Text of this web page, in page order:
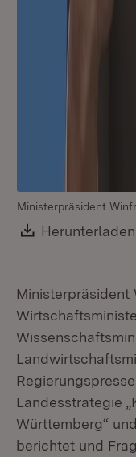
Ministerpräsident
Download:
Herunterladen
Ministerpräsident
Landesstrategie
Württemberg“
berichtet und